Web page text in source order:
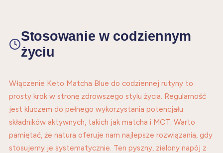
Stosowanie w codziennym
życiu
Włączenie Keto Matcha Blue do codziennej rutyny to
prosty krok w stronę zdrowszego stylu życia. Regularność
jest kluczem do pełnego wykorzystania potencjału
składników aktywnych, takich jak matcha i MCT. Warto
pamiętać, że natura oferuje nam najlepsze rozwiązania, gdy
stosujemy je systematycznie. Ten pyszny, zielony napój z